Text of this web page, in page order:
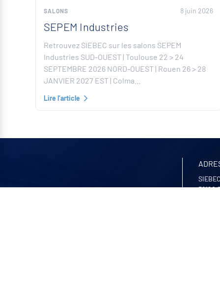
SALONS 8 juin 2026
SEPEM Industries
Retrouvez SIEBEC sur les salons SEPEM
Industries SUD-OUEST | Toulouse 22 > 24
SEPTEMBRE 2026 NORD-OUEST | Rouen 26 > 28
JANVIER 2027 EST | Colma…
Lire l’article
38120